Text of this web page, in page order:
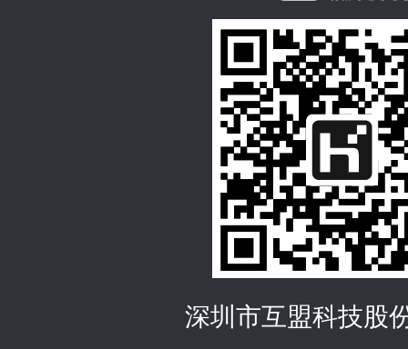
深圳市互盟科技股